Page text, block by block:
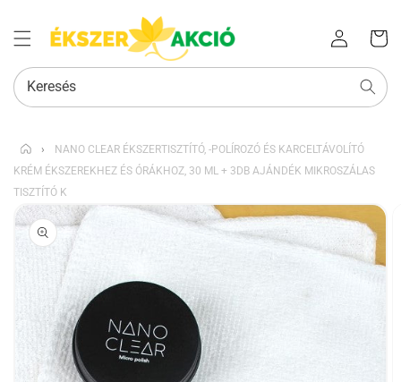
Bejelentkezés
kosara
Keresés
›
NANO CLEAR ÉKSZERTISZTÍTÓ, -POLÍROZÓ ÉS KARCELTÁVOLÍTÓ
KRÉM ÉKSZEREKHEZ ÉS ÓRÁKHOZ, 30 ML + 3DB AJÁNDÉK MIKROSZÁLAS
TISZTÍTÓ K
KIHAGYÁS, ÉS
UGRÁS A
TERMÉKADATOKRA